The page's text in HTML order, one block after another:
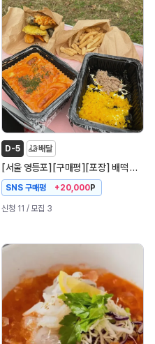
D-5 배달
[서울 영등포][구매평][포장] 배떡 신길점
SNS 구매평 +20,000P
신청 11 / 모집 3